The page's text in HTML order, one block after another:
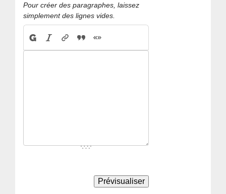
Pour créer des paragraphes, laissez
simplement des lignes vides.